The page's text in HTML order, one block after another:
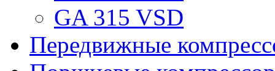
GA 315 VSD
Передвижные